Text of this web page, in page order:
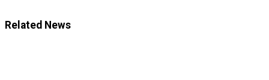
Related News